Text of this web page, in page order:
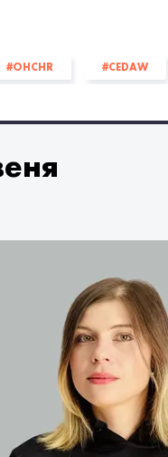
#OHCHR #CEDAW
#RSF #FIDH